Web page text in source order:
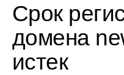
Срок
домена
истек